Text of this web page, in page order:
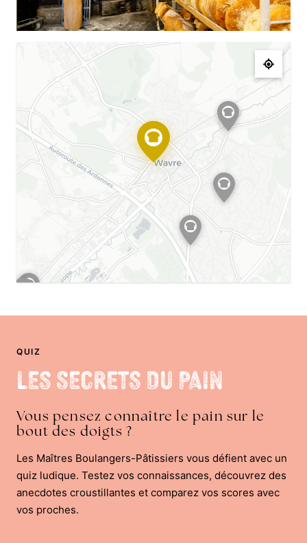
QUIZ
Les Secrets du Pain
Vous pensez connaître le pain sur le
bout des doigts ?
Les Maîtres Boulangers-Pâtissiers vous défient avec un
quiz ludique. Testez vos connaissances, découvrez des
anecdotes croustillantes et comparez vos scores avec
vos proches.